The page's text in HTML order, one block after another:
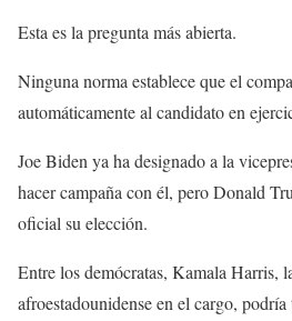
Esta es la pregunta más abierta.
Ninguna norma establece que el
automáticamente al candidato en
Joe Biden ya ha designado a la
hacer campaña con él, pero Donald
oficial su elección.
Entre los demócratas, Kamala Harris,
afroestadounidense en el cargo, podría